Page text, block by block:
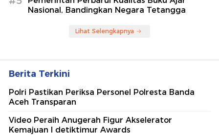
Nasional, Bandingkan Negara Tetangga
Lihat Selengkapnya
Berita Terkini
Polri Pastikan Periksa Personel Polresta Banda
Aceh Transparan
Video Peraih Anugerah Figur Akselerator
Kemajuan I detiktimur Awards